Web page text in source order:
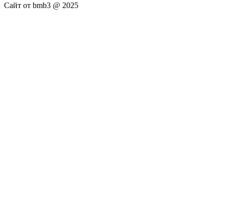
Сайт от bmb3 @ 2025